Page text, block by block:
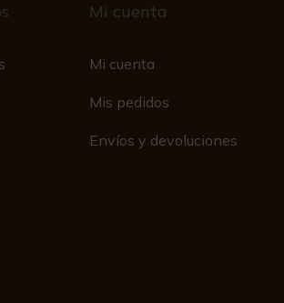
Mi cuenta
Mi cuenta
Mis pedidos
Envíos y devoluciones